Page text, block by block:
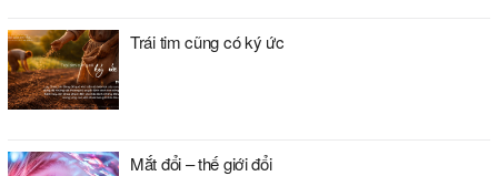
Trái tim cũng có ký ức
Mắt đổi – thế giới đổi